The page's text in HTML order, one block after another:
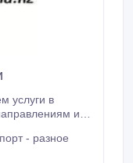
из
на
- разное